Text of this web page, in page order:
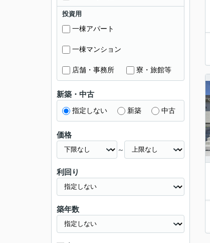
投資用
一棟アパート
一棟マンション
店舗・事務所 寮・旅館等
新築・中古
指定しない 新築 中古
価格
～
利回り
築年数